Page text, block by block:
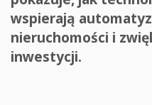
wspierają
nieruchomości i
inwestycji.